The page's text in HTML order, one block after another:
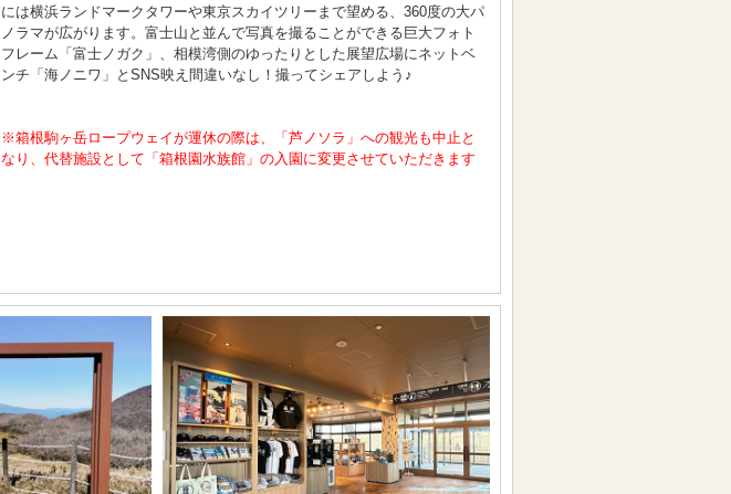
には横浜ランドマークタワーや東京スカイツリーまで望める、360度の大パ
ノラマが広がります。富士山と並んで写真を撮ることができる巨大フォト
フレーム「富士ノガク」、相模湾側のゆったりとした展望広場にネットベ
ンチ「海ノニワ」とSNS映え間違いなし！撮ってシェアしよう♪
※箱根駒ヶ岳ロープウェイが運休の際は、「芦ノソラ」への観光も中止と
なり、代替施設として「箱根園水族館」の入園に変更させていただきます